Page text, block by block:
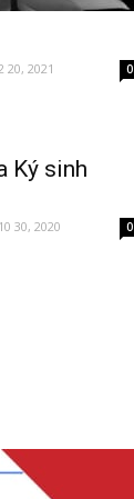
20, 2021 0
Ký sinh
30, 2020 0